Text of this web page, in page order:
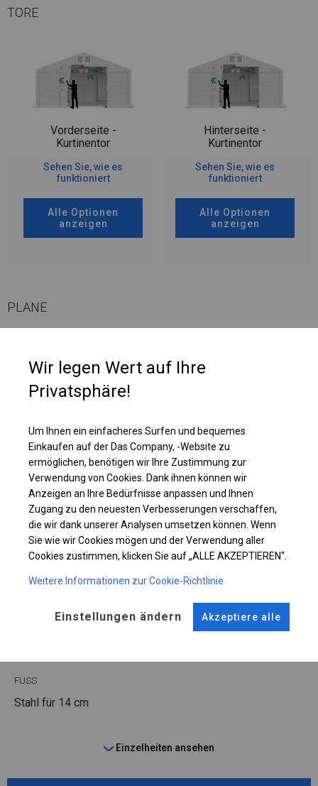
TORE
Vorderseite -
Kurtinentor
Sehen Sie, wie es
funktioniert
Alle Optionen
anzeigen
Hinterseite -
Kurtinentor
Sehen Sie, wie es
funktioniert
Alle Optionen
anzeigen
PLANE
zusätzliche Heizung benötigt, ist die Wahl dieser Plane die beste. Im
Inneren können Sie Wärmestrahler oder andere Heizungen platzieren, die
ihre Funktionen erfüllen.
Einzelheiten ansehen
Plane ändern
KONSTRUKTION
WINTER
ANSCHLÜSSE
FUSS
Stahl für 14 cm
Einzelheiten ansehen
Wir legen Wert auf Ihre
Privatsphäre!
Um Ihnen ein einfacheres Surfen und bequemes
Einkaufen auf der Das Company, -Website zu
ermöglichen, benötigen wir Ihre Zustimmung zur
Verwendung von Cookies. Dank ihnen können wir
Anzeigen an Ihre Bedürfnisse anpassen und Ihnen
Zugang zu den neuesten Verbesserungen verschaffen,
die wir dank unserer Analysen umsetzen können. Wenn
Sie wie wir Cookies mögen und der Verwendung aller
Cookies zustimmen, klicken Sie auf „ALLE AKZEPTIEREN“.
Weitere Informationen zur Cookie-Richtlinie
Einstellungen ändern Akzeptiere alle